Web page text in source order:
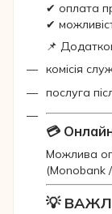
✔ оплата
✔
📌
комісія
послуга
💳
Можлива
(Monobank
💡